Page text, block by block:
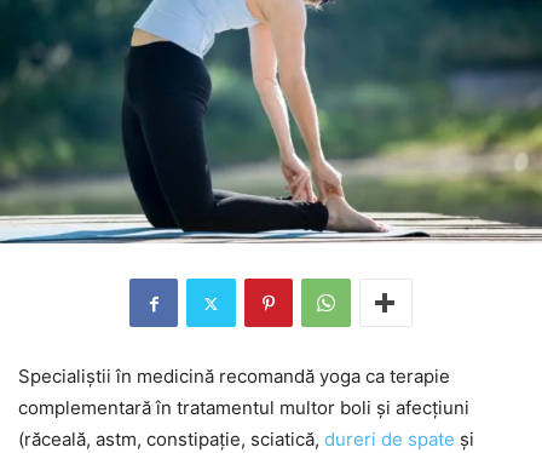
Specialiștii în medicină recomandă yoga ca terapie
complementară în tratamentul multor boli și afecțiuni
(răceală, astm, constipație, sciatică, dureri de spate și